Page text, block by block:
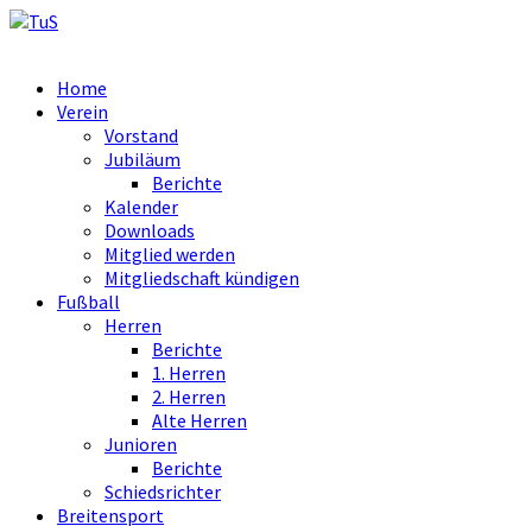
Home
Verein
Vorstand
Jubiläum
Berichte
Kalender
Downloads
Mitglied werden
Mitgliedschaft kündigen
Fußball
Herren
Berichte
1. Herren
2. Herren
Alte Herren
Junioren
Berichte
Schiedsrichter
Breitensport